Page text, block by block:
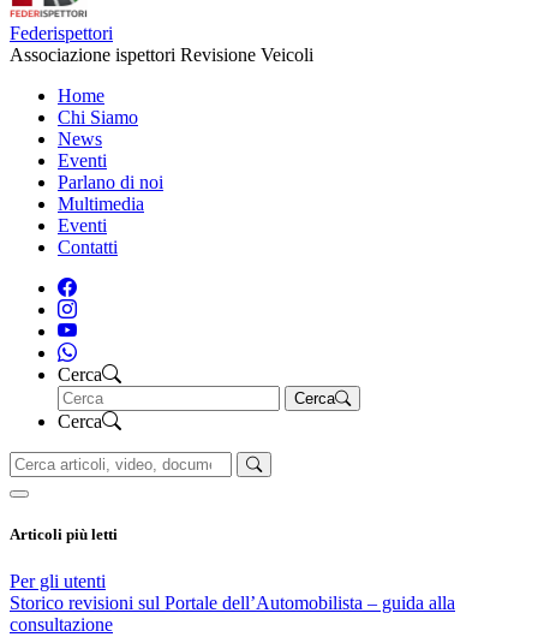
Federispettori
Associazione ispettori Revisione Veicoli
Home
Chi Siamo
News
Eventi
Parlano di noi
Multimedia
Eventi
Contatti
Cerca
Cerca
Cerca
Articoli più letti
Per gli utenti
Storico revisioni sul Portale dell’Automobilista – guida alla
consultazione